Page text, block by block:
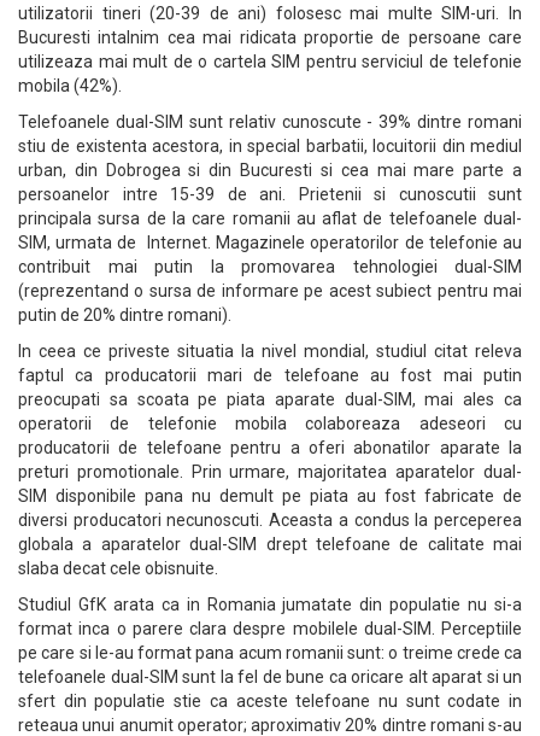
utilizatorii tineri (20-39 de ani) folosesc mai multe SIM-uri. In
Bucuresti intalnim cea mai ridicata proportie de persoane care
utilizeaza mai mult de o cartela SIM pentru serviciul de telefonie
mobila (42%).
Telefoanele dual-SIM sunt relativ cunoscute - 39% dintre romani
stiu de existenta acestora, in special barbatii, locuitorii din mediul
urban, din Dobrogea si din Bucuresti si cea mai mare parte a
persoanelor intre 15-39 de ani. Prietenii si cunoscutii sunt
principala sursa de la care romanii au aflat de telefoanele dual-
SIM, urmata de Internet. Magazinele operatorilor de telefonie au
contribuit mai putin la promovarea tehnologiei dual-SIM
(reprezentand o sursa de informare pe acest subiect pentru mai
putin de 20% dintre romani).
In ceea ce priveste situatia la nivel mondial, studiul citat releva
faptul ca producatorii mari de telefoane au fost mai putin
preocupati sa scoata pe piata aparate dual-SIM, mai ales ca
operatorii de telefonie mobila colaboreaza adeseori cu
producatorii de telefoane pentru a oferi abonatilor aparate la
preturi promotionale. Prin urmare, majoritatea aparatelor dual-
SIM disponibile pana nu demult pe piata au fost fabricate de
diversi producatori necunoscuti. Aceasta a condus la perceperea
globala a aparatelor dual-SIM drept telefoane de calitate mai
slaba decat cele obisnuite.
Studiul GfK arata ca in Romania jumatate din populatie nu si-a
format inca o parere clara despre mobilele dual-SIM. Perceptiile
pe care si le-au format pana acum romanii sunt: o treime crede ca
telefoanele dual-SIM sunt la fel de bune ca oricare alt aparat si un
sfert din populatie stie ca aceste telefoane nu sunt codate in
reteaua unui anumit operator; aproximativ 20% dintre romani s-au